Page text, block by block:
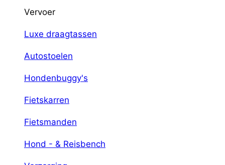
Vervoer
Luxe draagtassen
Autostoelen
Hondenbuggy's
Fietskarren
Fietsmanden
Hond - & Reisbench